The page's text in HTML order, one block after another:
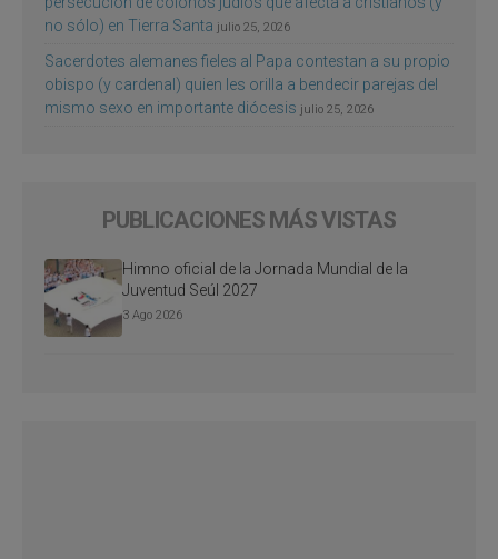
no sólo) en Tierra Santa julio 25, 2026
Sacerdotes alemanes fieles al Papa contestan a su propio
obispo (y cardenal) quien les orilla a bendecir parejas del
mismo sexo en importante diócesis julio 25, 2026
PUBLICACIONES MÁS VISTAS
Himno oficial de la Jornada Mundial de la
Juventud Seúl 2027
3 Ago 2026